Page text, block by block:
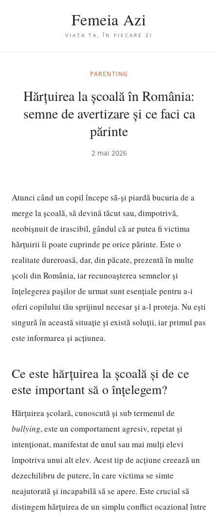
Femeia Azi
VIAȚA TA, ÎN FIECARE ZI
PARENTING
Hărțuirea la școală în România:
semne de avertizare și ce faci ca
părinte
2 mai 2026
Atunci când un copil începe să-și piardă bucuria de a
merge la școală, să devină tăcut sau, dimpotrivă,
neobișnuit de irascibil, gândul că ar putea fi victima
hărțuirii îi poate cuprinde pe orice părinte. Este o
realitate dureroasă, dar, din păcate, prezentă în multe
școli din România, iar recunoașterea semnelor și
înțelegerea pașilor de urmat sunt esențiale pentru a-i
oferi copilului tău sprijinul necesar și a-l proteja. Nu ești
singură în această situație și există soluții, iar primul pas
este informarea și acțiunea.
Ce este hărțuirea la școală și de ce
este important să o înțelegem?
Hărțuirea școlară, cunoscută și sub termenul de
bullying, este un comportament agresiv, repetat și
intenționat, manifestat de unul sau mai mulți elevi
împotriva unui alt elev. Acest tip de acțiune creează un
dezechilibru de putere, în care victima se simte
neajutorată și incapabilă să se apere. Este crucial să
distingem hărțuirea de un simplu conflict ocazional între